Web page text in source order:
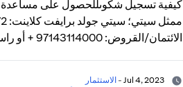
الائتمان/القروض: 97143114000 + أو راسلنا على: uaeservice@citi.comللتقدم بالشكاوى شخصياً: تفضل بزيارة فرعنا.
Jul 4, 2023
-الاستثمار